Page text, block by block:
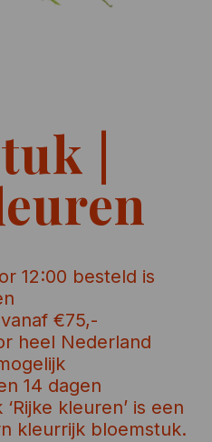
|
12:00 besteld is
€75,-
heel Nederland
14 dagen
kleuren’ is een
kleurrijk bloemstuk.